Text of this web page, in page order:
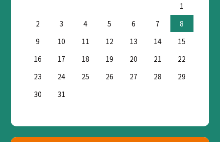
1
2
3 4 5 6 7
8
9
10 11 12 13 14
15
16
17 18 19 20 21
22
23
24 25 26 27 28
29
30
31